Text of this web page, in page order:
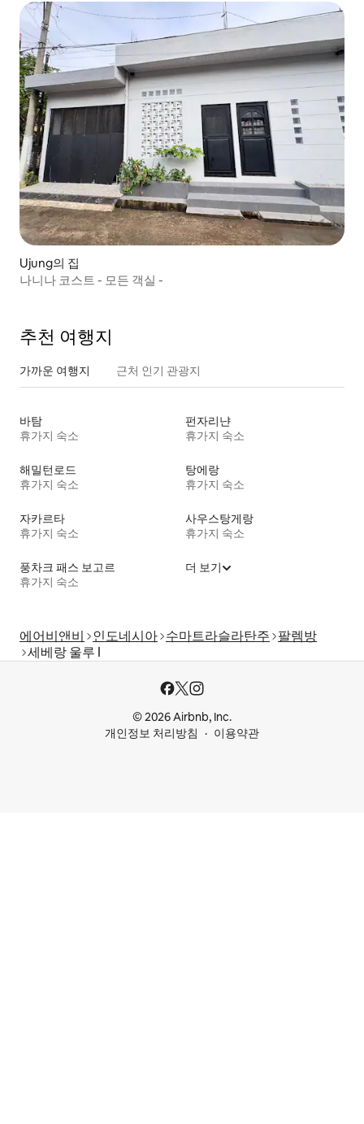
Ujung의 집
나니나 코스트 - 모든 객실 -
추천 여행지
가까운 여행지 근처 인기 관광지
바탐
휴가지 숙소
펀자리냔
휴가지 숙소
해밀턴로드
휴가지 숙소
탕에랑
휴가지 숙소
자카르타
휴가지 숙소
사우스탕게랑
휴가지 숙소
풍차크 패스 보고르
휴가지 숙소
더 보기
에어비앤비 인도네시아 수마트라슬라탄주 팔렘방
세베랑 울루 I
© 2026 Airbnb, Inc.
개인정보 처리방침
이용약관